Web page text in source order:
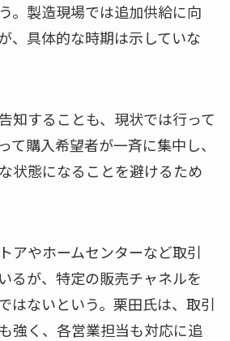
。製造現場では追加供給に向
、具体的な時期は示していな
知することも、現状では行って
て購入希望者が一斉に集中し、
状態になることを避けるため
アやホームセンターなど取引
るが、特定の販売チャネルを
はないという。栗田氏は、取引
強く、各営業担当も対応に追